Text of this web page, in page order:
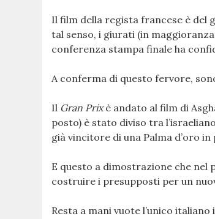
Il film della regista francese è del
tal senso, i giurati (in
conferenza stampa finale ha
A conferma di questo fervore,
Il Gran Prixè andato al film di
posto) è stato diviso tra
già vincitore di una Palma d’oro in
E questo a dimostrazione che nel
costruire i presupposti per un
Resta a mani vuote l’unico italiano